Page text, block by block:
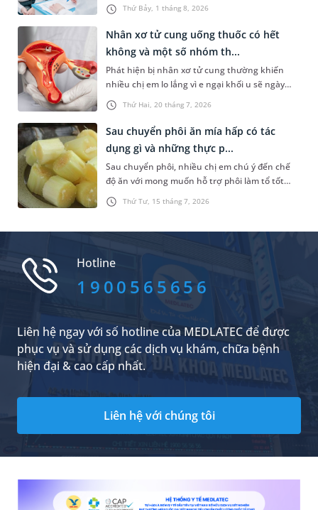
Thứ Bảy, 1 tháng 8, 2026
đổi. Khi mắc bệnh phụ khoa, âm đạo có thể tiết
nhiều huyết trắng bất thường kèm theo các
triệu chứng khó chịu. Tình trạng này có thể
được kiểm soát bằng một số loại thuốc. Vậy,
uống thuốc gì để hết huyết trắng và có phải cứ
ra huyết trắng thì sẽ uống thuốc hay không?
Thứ Hai, 20 tháng 7, 2026
Nhân xơ tử cung uống thuốc có hết
không và một số nhóm th...
Phát hiện bị nhân xơ tử cung thường khiến
nhiều chị em lo lắng vì e ngại khối u sẽ ngày
càng phát triển hoặc phải can thiệp phẫu
thuật. Tuy nhiên, không phải trường hợp nào
cũng cần phẫu thuật ngay. Vậy nhân xơ tử
cung uống thuốc có hết không? Thuốc có thể
làm khối u biến mất hay chỉ giúp kiểm soát
triệu chứng? Bài viết dưới đây sẽ giúp bạn hiểu
rõ vai trò của điều trị nội khoa, những trường
hợp có thể dùng thuốc và khi nào cần cân nhắc
Thứ Tư, 15 tháng 7, 2026
Sau chuyển phôi ăn mía hấp có tác
dụng gì và những thực p...
Sau chuyển phôi, nhiều chị em chú ý đến chế
độ ăn với mong muốn hỗ trợ phôi làm tổ tốt
hơn. Trong đó, “mía hấp” được truyền tai nhau
như một món giúp tăng tỷ lệ đậu thai. Vậy sau
Hotline
1900565656
Liên hệ ngay với số hotline của MEDLATEC để được
phục vụ và sử dụng các dịch vụ khám, chữa bệnh
hiện đại & cao cấp nhất.
Liên hệ với chúng tôi